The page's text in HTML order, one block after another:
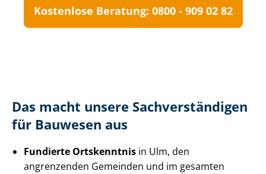
Kostenlose Beratung: 0800 - 909 02 82
Das macht unsere Sach­ver­stän­di­gen
für Bauwesen aus
Fundierte Ortskenntnis in Ulm, den
angrenzenden Gemeinden und im gesamten